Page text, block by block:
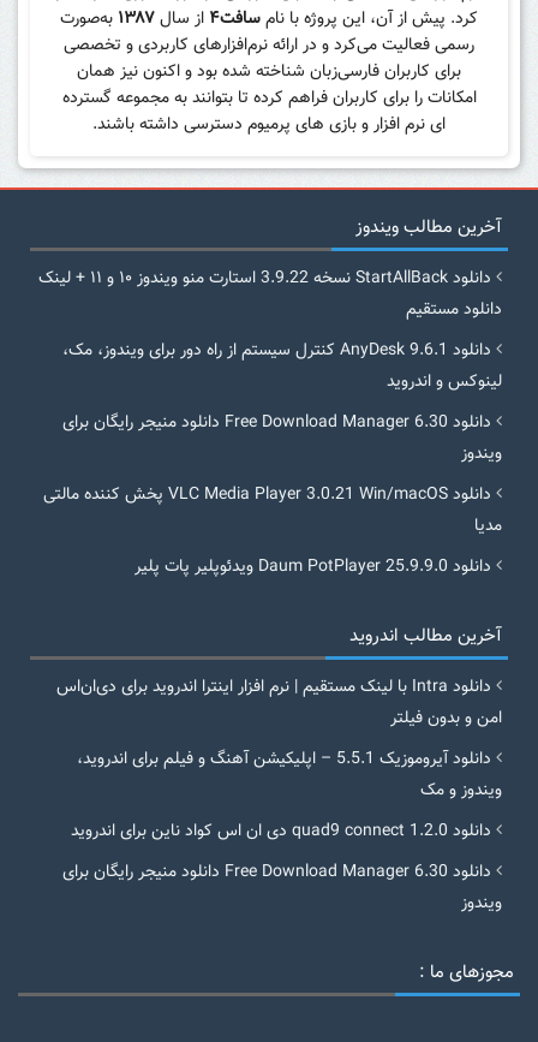
کرد. پیش از آن، این پروژه با نامسافت۴ از سال۱۳۸۷ به‌صورت
رسمی فعالیت می‌کرد و در ارائه نرم‌افزارهای کاربردی و تخصصی
برای کاربران فارسی‌زبان شناخته شده بود و اکنون نیز همان
امکانات را برای کاربران فراهم کرده تا بتوانند به مجموعه گسترده
ای نرم افزار و بازی های پرمیوم دسترسی داشته باشند.
آخرین مطالب ویندوز
دانلود StartAllBack نسخه 3.9.22 استارت منو ویندوز ۱۰ و ۱۱ + لینک
دانلود مستقیم
دانلود AnyDesk 9.6.1 کنترل سیستم از راه دور برای ویندوز، مک،
لینوکس و اندروید
دانلود Free Download Manager 6.30 دانلود منیجر رایگان برای
ویندوز
دانلود VLC Media Player 3.0.21 Win/macOS پخش کننده مالتی
مدیا
دانلود Daum PotPlayer 25.9.9.0 ویدئوپلیر پات پلیر
آخرین مطالب اندروید
دانلود Intra با لینک مستقیم | نرم افزار اینترا اندروید برای دی‌ان‌اس
امن و بدون فیلتر
دانلود آیروموزیک 5.5.1 – اپلیکیشن آهنگ و فیلم برای اندروید،
ویندوز و مک
دانلود quad9 connect 1.2.0 دی ان اس کواد ناین برای اندروید
دانلود Free Download Manager 6.30 دانلود منیجر رایگان برای
ویندوز
مجوزهای ما :